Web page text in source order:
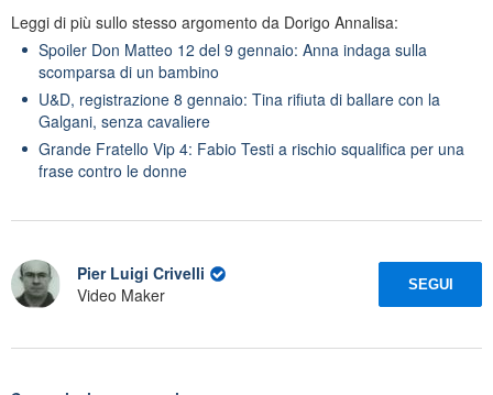
Leggi di più sullo stesso argomento da Dorigo Annalisa:
Spoiler Don Matteo 12 del 9 gennaio: Anna indaga sulla
scomparsa di un bambino
U&D, registrazione 8 gennaio: Tina rifiuta di ballare con la
Galgani, senza cavaliere
Grande Fratello Vip 4: Fabio Testi a rischio squalifica per una
frase contro le donne
Pier Luigi Crivelli
Video Maker
SEGUI